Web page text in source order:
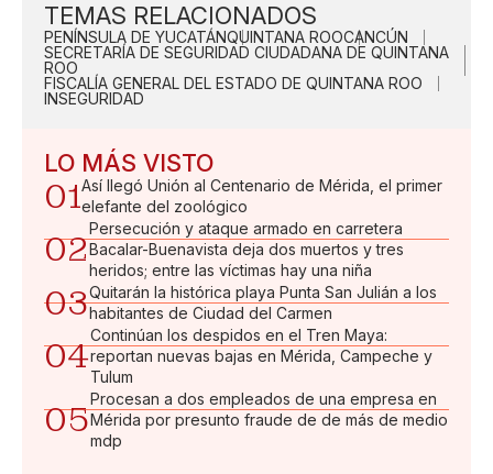
TEMAS RELACIONADOS
PENÍNSULA DE YUCATÁNQUINTANA ROOCANCÚN
SECRETARÍA DE SEGURIDAD CIUDADANA DE QUINTANA
ROO
FISCALÍA GENERAL DEL ESTADO DE QUINTANA ROO
INSEGURIDAD
LO MÁS VISTO
01Así llegó Unión al Centenario de Mérida, el primer
elefante del zoológico
02
Persecución y ataque armado en carretera
Bacalar-Buenavista deja dos muertos y tres
heridos; entre las víctimas hay una niña
03Quitarán la histórica playa Punta San Julián a los
habitantes de Ciudad del Carmen
04
Continúan los despidos en el Tren Maya:
reportan nuevas bajas en Mérida, Campeche y
Tulum
05
Procesan a dos empleados de una empresa en
Mérida por presunto fraude de de más de medio
mdp